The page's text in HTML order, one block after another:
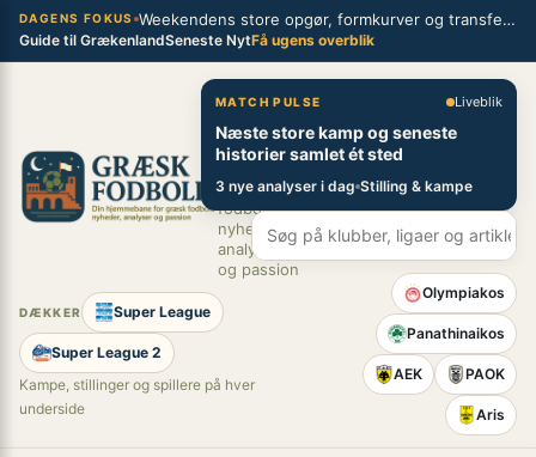
Spring
DAGENS FOKUS Weekendens store opgør, formkurver og transferblik fra græsk fodbold
Guide til GrækenlandSeneste NytFå ugens overblik
Græsk Fodbold
Din
hjemmebane
for græsk
fodbold –
nyheder,
analyser
og passion
DÆKKER Super League
Super League 2
Kampe, stillinger og spillere på hver
underside
MATCH PULSE Liveblik
Næste store kamp og seneste
historier samlet ét sted
3 nye analyser i dag Stilling & kampe
Olympiakos
Panathinaikos
AEK PAOK
Aris